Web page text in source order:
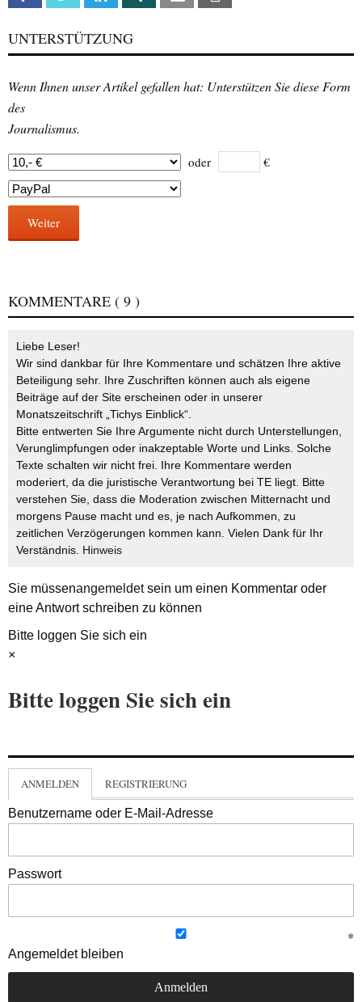
UNTERSTÜTZUNG
Wenn Ihnen unser Artikel gefallen hat: Unterstützen Sie diese Form
des
Journalismus.
oder €
Weiter
KOMMENTARE ( 9 )
Liebe Leser!
Wir sind dankbar für Ihre Kommentare und schätzen Ihre aktive
Beteiligung sehr. Ihre Zuschriften können auch als eigene
Beiträge auf der Site erscheinen oder in unserer
Monatszeitschrift „Tichys Einblick“.
Bitte entwerten Sie Ihre Argumente nicht durch Unterstellungen,
Verunglimpfungen oder inakzeptable Worte und Links. Solche
Texte schalten wir nicht frei. Ihre Kommentare werden
moderiert, da die juristische Verantwortung bei TE liegt. Bitte
verstehen Sie, dass die Moderation zwischen Mitternacht und
morgens Pause macht und es, je nach Aufkommen, zu
zeitlichen Verzögerungen kommen kann. Vielen Dank für Ihr
Verständnis. Hinweis
Sie müssenangemeldetsein um einen Kommentar oder
eine Antwort schreiben zu können
Bitte loggen Sie sich ein
×
Bitte loggen Sie sich ein
ANMELDEN REGISTRIERUNG
Benutzername oder E-Mail-Adresse
Passwort
Angemeldet bleiben